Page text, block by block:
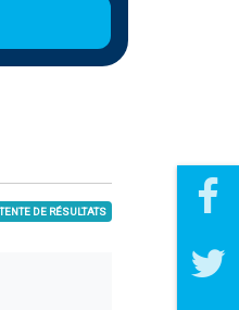
DE RÉSULTATS